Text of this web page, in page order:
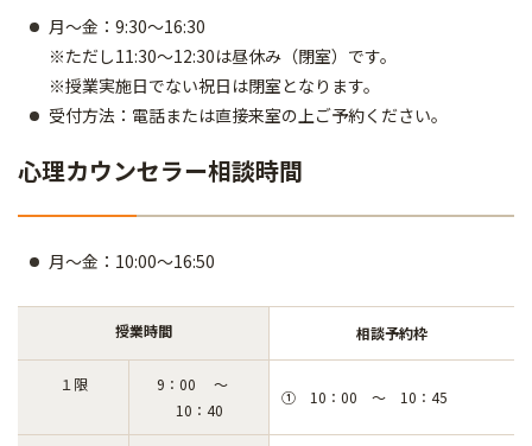
月～金：9:30～16:30
※ただし11:30～12:30は昼休み（閉室）です。
※授業実施日でない祝日は閉室となります。
受付方法：電話または直接来室の上ご予約ください。
心理カウンセラー相談時間
月～金：10:00～16:50
授業時間 相談予約枠
１限
9：00 ～
10：40
① 10：00 ～ 10：45